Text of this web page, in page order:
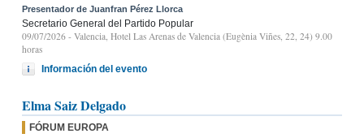
Presentador de Juanfran Pérez Llorca
Secretario General del Partido Popular
09/07/2026 - Valencia, Hotel Las Arenas de Valencia (Eugènia Viñes, 22, 24) 9.00
horas
Información del evento
Elma Saiz Delgado
FÓRUM EUROPA